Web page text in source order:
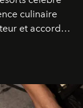
culinaire
et accords